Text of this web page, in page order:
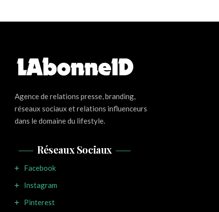
Agence de relations presse, branding,
réseaux sociaux et relations influenceurs
dans le domaine du lifestyle.
Réseaux Sociaux
Facebook
Instagram
Pinterest